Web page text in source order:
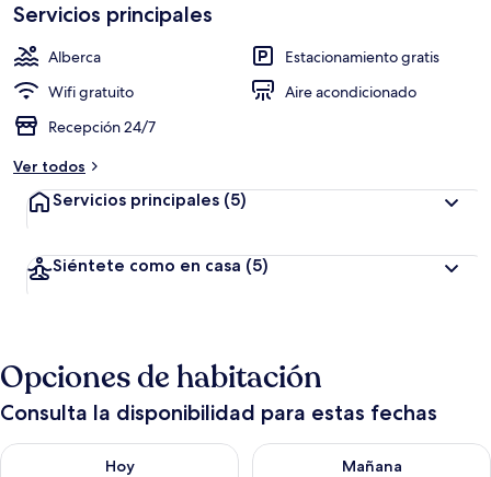
Servicios principales
Alberca
Estacionamiento gratis
Wifi gratuito
Aire acondicionado
Recepción 24/7
Ver todos
Servicios principales (5)
Siéntete como en casa (5)
Opciones de habitación
Consulta la disponibilidad para estas fechas
Hoy
Consulta la disponibilidad para hoy ago 7 - ago 8
Mañana
Consulta la disponibilidad